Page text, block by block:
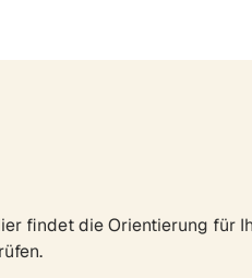
findet die Orientierung für